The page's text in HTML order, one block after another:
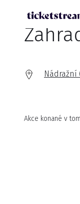
Nádražní
Akce konané v